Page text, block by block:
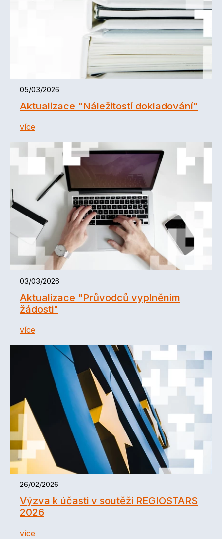
05/03/2026
Aktualizace "Náležitostí dokladování"
více
03/03/2026
Aktualizace "Průvodců vyplněním
žádosti"
více
26/02/2026
Výzva k účasti v soutěži REGIOSTARS
2026
více